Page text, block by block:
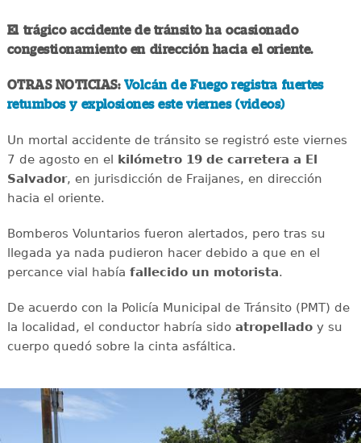
El trágico accidente de tránsito ha ocasionado
congestionamiento en dirección hacia el oriente.
OTRAS NOTICIAS: Volcán de Fuego registra fuertes
retumbos y explosiones este viernes (videos)
Un mortal accidente de tránsito se registró este viernes
7 de agosto en el kilómetro 19 de carretera a El
Salvador, en jurisdicción de Fraijanes, en dirección
hacia el oriente.
Bomberos Voluntarios fueron alertados, pero tras su
llegada ya nada pudieron hacer debido a que en el
percance vial había fallecido un motorista.
De acuerdo con la Policía Municipal de Tránsito (PMT) de
la localidad, el conductor habría sido atropelladoy su
cuerpo quedó sobre la cinta asfáltica.